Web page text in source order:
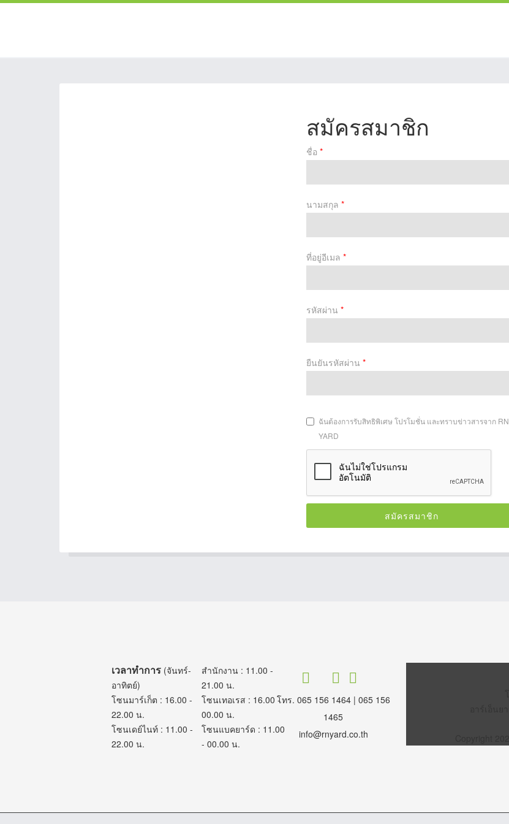
สมัครสมาชิก
ชื่อ *
นามสกุล *
ที่อยู่อีเมล *
รหัสผ่าน *
ยืนยันรหัสผ่าน *
ฉันต้องการรับสิทธิพิเศษ โปรโมชั่น และทราบข่าวสารจาก RN
YARD
เวลาทำการ(จันทร์-
อาทิตย์)
โซนมาร์เก็ต : 16.00 -
22.00 น.
โซนเดย์ไนท์ : 11.00 -
22.00 น.
สำนักงาน : 11.00 -
21.00 น.
โซนเทอเรส : 16.00 -
00.00 น.
โซนแบคยาร์ด : 11.00
- 00.00 น.
โทร. 065 156 1464 | 065 156
1465
info@rnyard.co.th